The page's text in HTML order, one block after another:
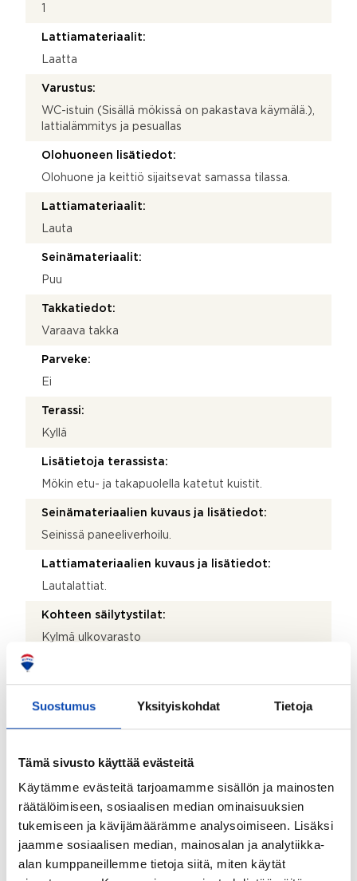
Suostumus Yksityiskohdat Tietoja
Tämä sivusto käyttää evästeitä
Käytämme evästeitä tarjoamamme sisällön ja mainosten
räätälöimiseen, sosiaalisen median ominaisuuksien
tukemiseen ja kävijämäärämme analysoimiseen. Lisäksi
jaamme sosiaalisen median, mainosalan ja analytiikka-
alan kumppaneillemme tietoja siitä, miten käytät
Lattiamateriaalit:
Laatta
Varustus:
WC-istuin (Sisällä mökissä on pakastava käymälä.),
lattialämmitys ja pesuallas
Olohuoneen lisätiedot:
Olohuone ja keittiö sijaitsevat samassa tilassa.
Lattiamateriaalit:
Lauta
Seinämateriaalit:
Puu
Takkatiedot:
Varaava takka
Parveke:
Ei
Terassi:
Kyllä
Lisätietoja terassista:
Mökin etu- ja takapuolella katetut kuistit.
Seinämateriaalien kuvaus ja lisätiedot:
Seinissä paneeliverhoilu.
Lattiamateriaalien kuvaus ja lisätiedot:
Lautalattiat.
Kohteen säilytystilat:
Kylmä ulkovarasto
Kohteen yleiskunto:
Tyydyttävä
Lisätietoja kunnosta:
Monin osin alkuperäiskuntoinen, mutta siisti. Etukuisti
uusittu 2023, takakuisti 2013. Hormi nuohottu 2023.